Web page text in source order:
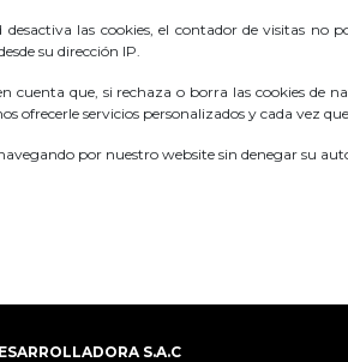
desactiva las cookies, el contador de visitas
su dirección IP.
cuenta que, si rechaza o borra las cookies de
ofrecerle servicios personalizados y cada vez
por nuestro website sin denegar su
S.A.C